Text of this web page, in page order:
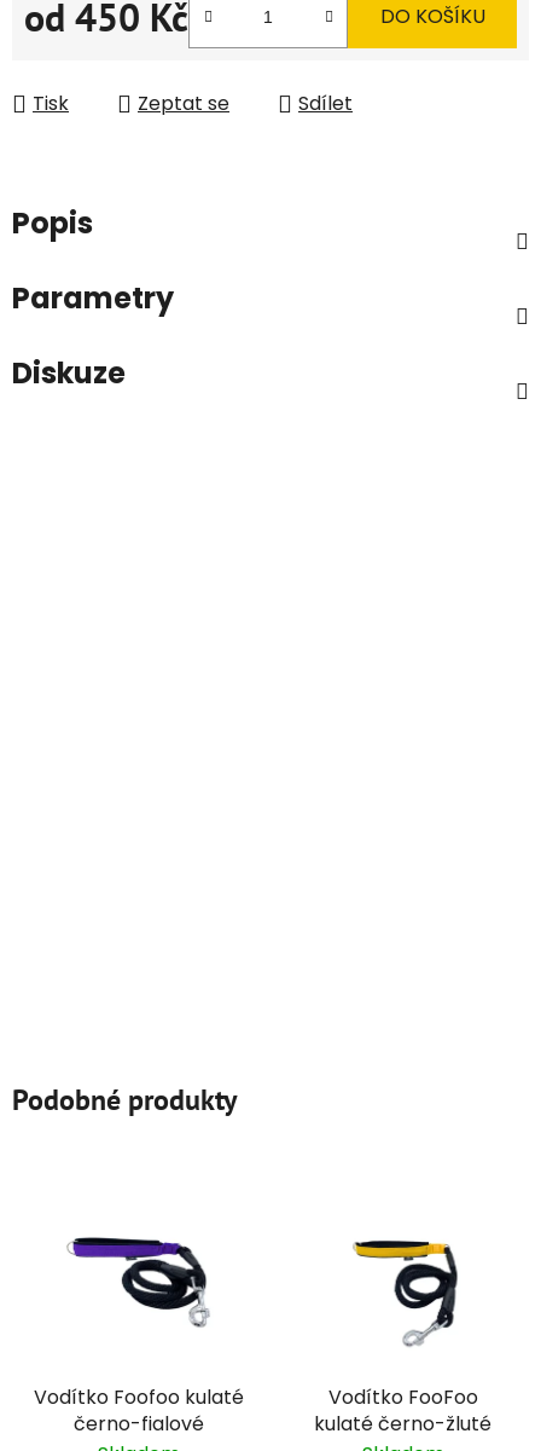
od 450 Kč DO KOŠÍKU
Tisk Zeptat se Sdílet
Popis
Parametry
Diskuze
Podobné produkty
Vodítko Foofoo kulaté
černo-fialové
Vodítko FooFoo
kulaté černo-žluté